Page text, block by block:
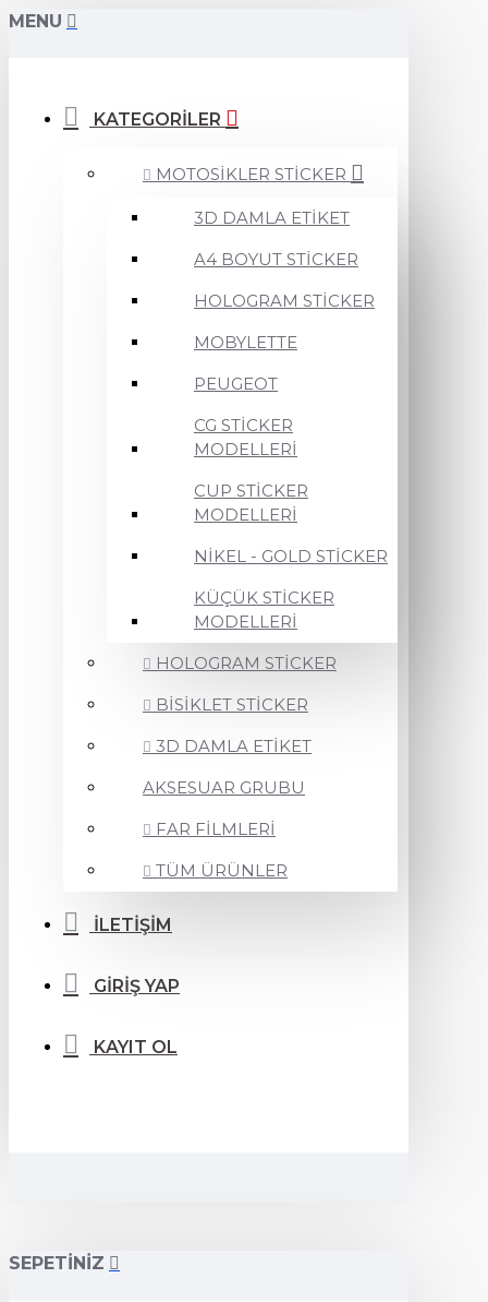
MENU
KATEGORİLER
MOTOSİKLER STİCKER
3D DAMLA ETİKET
A4 BOYUT STİCKER
HOLOGRAM STİCKER
MOBYLETTE
PEUGEOT
CG STİCKER
MODELLERİ
CUP STİCKER
MODELLERİ
NİKEL - GOLD STİCKER
KÜÇÜK STİCKER
MODELLERİ
HOLOGRAM STİCKER
BİSİKLET STİCKER
3D DAMLA ETİKET
AKSESUAR GRUBU
FAR FİLMLERİ
TÜM ÜRÜNLER
İLETİŞİM
GİRİŞ YAP
KAYIT OL
SEPETİNİZ